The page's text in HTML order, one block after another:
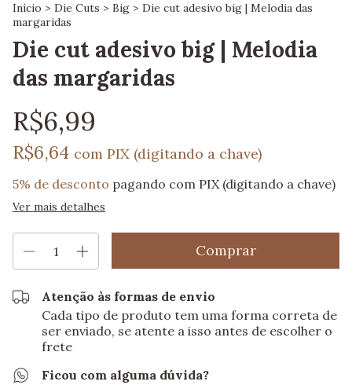
Início > Die Cuts > Big > Die cut adesivo big | Melodia das
margaridas
Die cut adesivo big | Melodia
das margaridas
R$6,99
R$6,64 com PIX (digitando a chave)
5% de desconto pagando com PIX (digitando a chave)
Ver mais detalhes
Atenção às formas de envio
Cada tipo de produto tem uma forma correta de
ser enviado, se atente a isso antes de escolher o
frete
Ficou com alguma dúvida?